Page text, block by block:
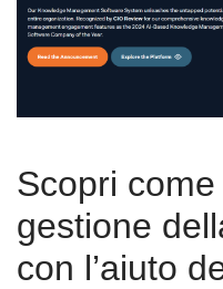
Scopri
gestione
con l’aiuto